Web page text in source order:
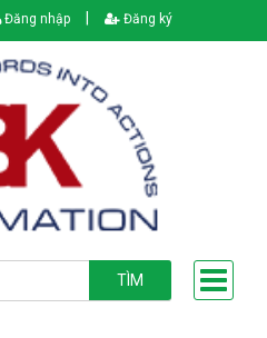
Đăng nhập Đăng ký
TÌM